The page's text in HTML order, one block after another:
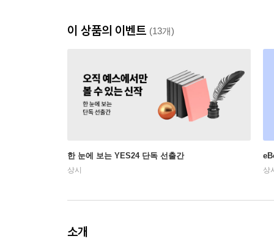
이 상품의 이벤트 (13개)
한 눈에 보는 YES24 단독 선출간
상시 상
소개